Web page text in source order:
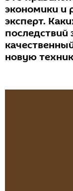
экономики и
эксперт.
последствий
новую